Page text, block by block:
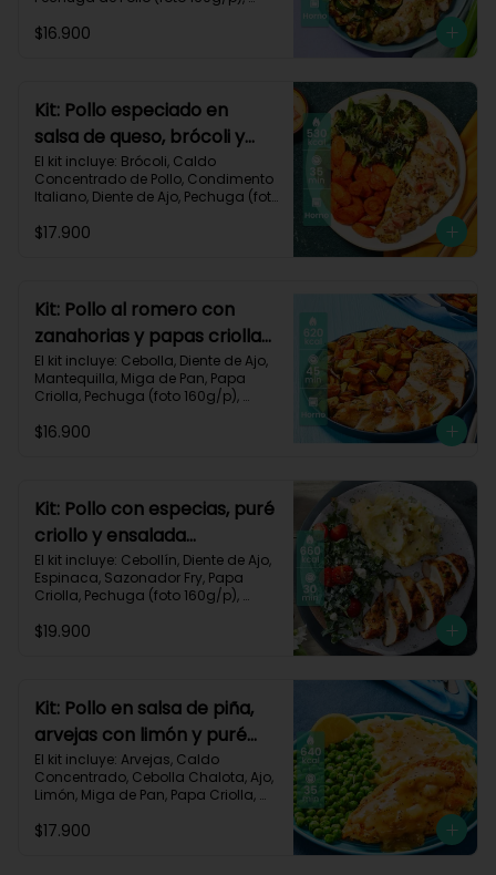
Zanahoria, Zucchini Verde, Receta
Proteínas 35g
$16.900
Kit: Pollo especiado en
salsa de queso, brócoli y
zanahorias asadas-77
El kit incluye: Brócoli, Caldo
Concentrado de Pollo, Condimento
Italiano, Diente de Ajo, Pechuga (foto
Monterey Jack, Tomate, Zanahoria,
Proteínas 39g
$17.900
Kit: Pollo al romero con
zanahorias y papas criollas
asadas-59
El kit incluye: Cebolla, Diente de Ajo,
Mantequilla, Miga de Pan, Papa
Criolla, Pechuga (foto 160g/p),
Impresa.
$16.900
Kit: Pollo con especias, puré
criollo y ensalada
monterey-9
El kit incluye: Cebollín, Diente de Ajo,
Espinaca, Sazonador Fry, Papa
Criolla, Pechuga (foto 160g/p),
Sour Cream, Tomate Tipo Cherry y
Proteínas 57g
*Acumulas Practi-Puntos
$19.900
Kit: Pollo en salsa de piña,
arvejas con limón y puré
rústico-54
El kit incluye: Arvejas, Caldo
Concentrado, Cebolla Chalota, Ajo,
Limón, Miga de Pan, Papa Criolla,
Impresa.
$17.900